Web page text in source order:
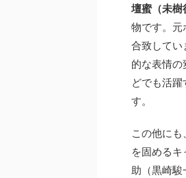
壇蜜（未樹
物です。元
合致してい
的な表情
どでも活
す。
この他に
を固める
助（黒崎駿